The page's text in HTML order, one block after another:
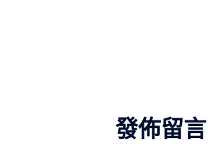
發佈留言